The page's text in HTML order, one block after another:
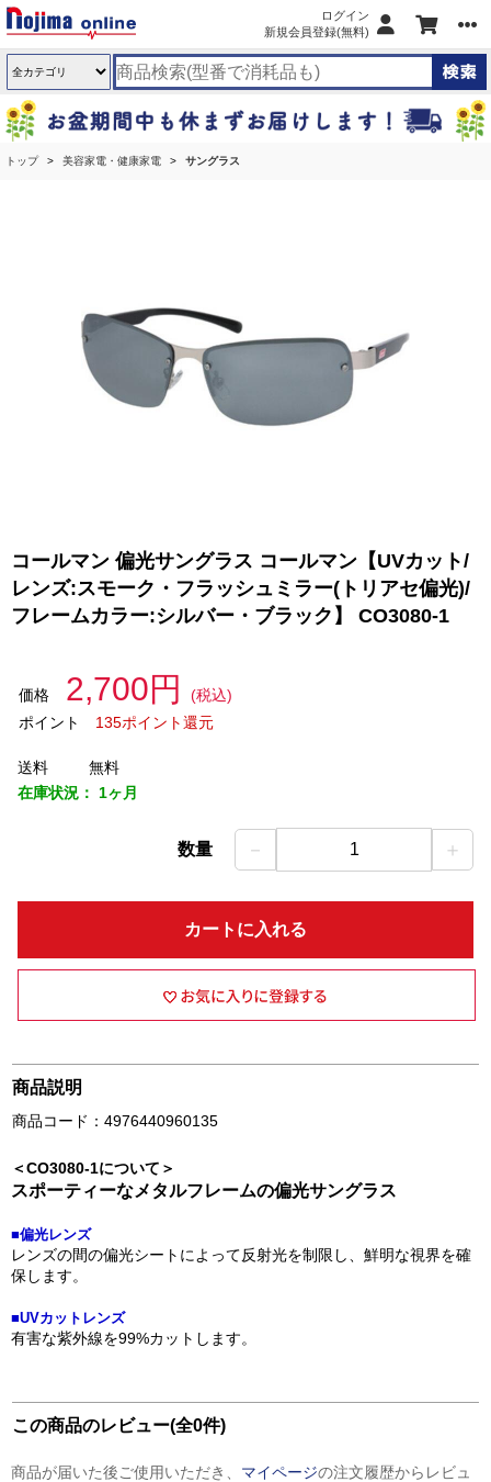
ログイン
新規会員登録(無料)
トップ 美容家電・健康家電 サングラス
コールマン 偏光サングラス コールマン【UVカット/
レンズ:スモーク・フラッシュミラー(トリアセ偏光)/
フレームカラー:シルバー・ブラック】 CO3080-1
価格 2,700円
(税込)
ポイント
135ポイント還元
送料
無料
在庫状況： 1ヶ月
数量 － 1 ＋
カートに入れる
商品説明
商品コード：4976440960135
＜CO3080-1について＞
スポーティーなメタルフレームの偏光サングラス
■偏光レンズ
レンズの間の偏光シートによって反射光を制限し、鮮明な視界を確
保します。
■UVカットレンズ
有害な紫外線を99%カットします。
この商品のレビュー(全0件)
商品が届いた後ご使用いただき、 マイページの注文履歴からレビュ